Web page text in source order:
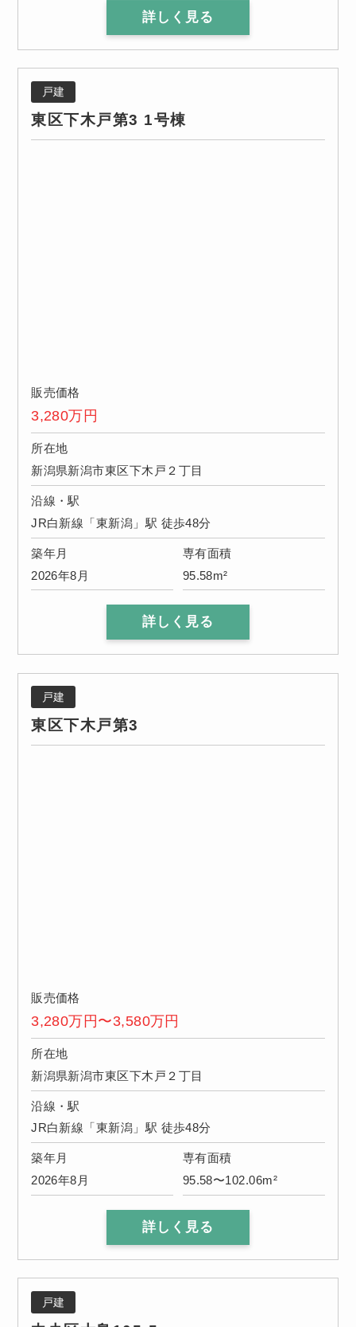
詳しく見る
戸建
東区下木戸第3 1号棟
販売価格
3,280万円
所在地
新潟県新潟市東区下木戸２丁目
沿線・駅
JR白新線「東新潟」駅 徒歩48分
築年月
2026年8月
専有面積
95.58m²
詳しく見る
戸建
東区下木戸第3
販売価格
3,280万円〜3,580万円
所在地
新潟県新潟市東区下木戸２丁目
沿線・駅
JR白新線「東新潟」駅 徒歩48分
築年月
2026年8月
専有面積
95.58〜102.06m²
詳しく見る
戸建